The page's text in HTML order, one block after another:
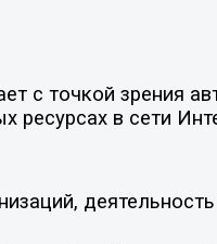
с точкой зрения
ресурсах в сети